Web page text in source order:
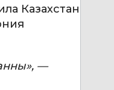
Казахстан
—